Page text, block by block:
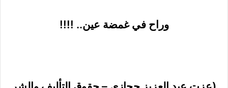
وراح في غمضة عين.. !!!!